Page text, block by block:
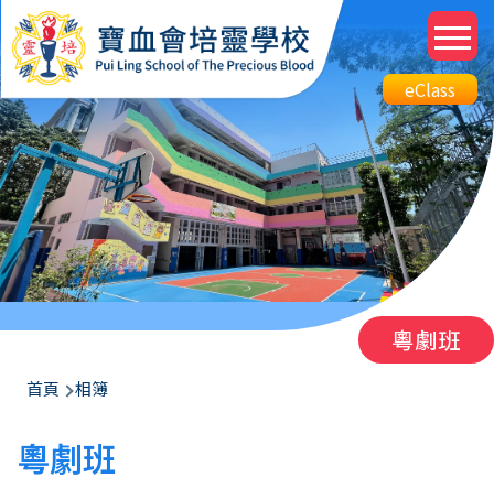
移至主內容
Top
eClass
Btn
eClass
粵劇班
導
連
首頁 相簿
粵劇班